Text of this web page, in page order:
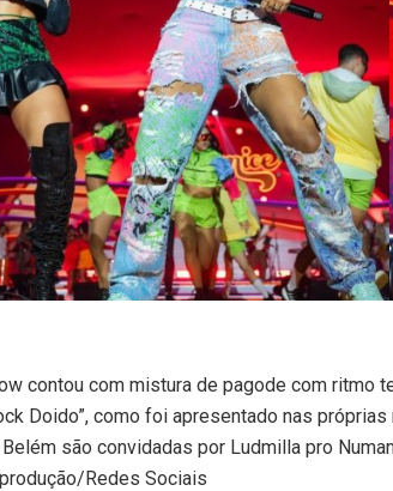
contou com mistura de pagode com ritmo
Doido”, como foi apresentado nas
são convidadas por Ludmilla pro
Redes Sociais